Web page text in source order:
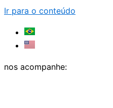
Ir para o conteúdo
nos acompanhe: